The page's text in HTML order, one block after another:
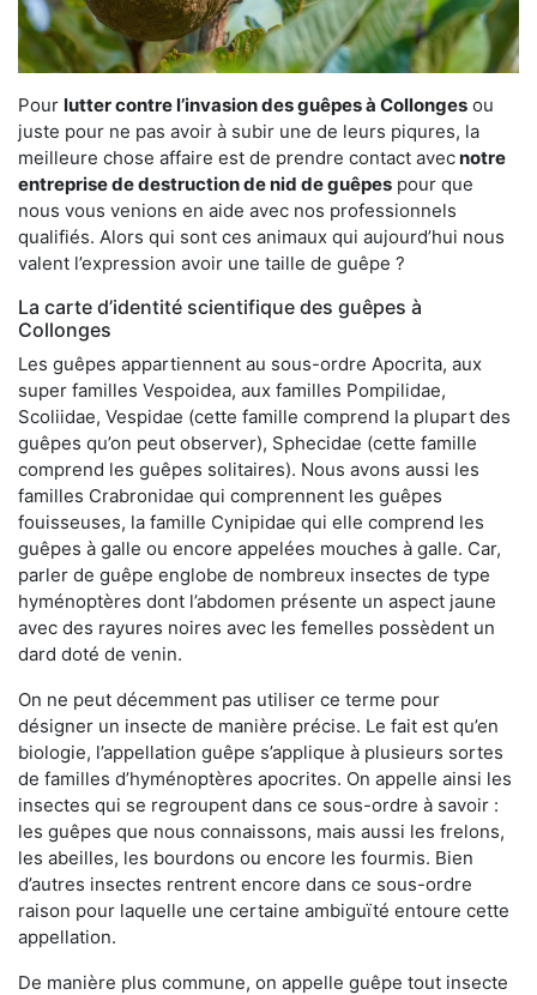
Pour lutter contre l’invasion des guêpes à Collonges ou
juste pour ne pas avoir à subir une de leurs piqures, la
meilleure chose affaire est de prendre contact avecnotre
entreprise de destruction de nid de guêpes pour que
nous vous venions en aide avec nos professionnels
qualifiés. Alors qui sont ces animaux qui aujourd’hui nous
valent l’expression avoir une taille de guêpe ?
La carte d’identité scientifique des guêpes à
Collonges
Les guêpes appartiennent au sous-ordre Apocrita, aux
super familles Vespoidea, aux familles Pompilidae,
Scoliidae, Vespidae (cette famille comprend la plupart des
guêpes qu’on peut observer), Sphecidae (cette famille
comprend les guêpes solitaires). Nous avons aussi les
familles Crabronidae qui comprennent les guêpes
fouisseuses, la famille Cynipidae qui elle comprend les
guêpes à galle ou encore appelées mouches à galle. Car,
parler de guêpe englobe de nombreux insectes de type
hyménoptères dont l’abdomen présente un aspect jaune
avec des rayures noires avec les femelles possèdent un
dard doté de venin.
On ne peut décemment pas utiliser ce terme pour
désigner un insecte de manière précise. Le fait est qu’en
biologie, l’appellation guêpe s’applique à plusieurs sortes
de familles d’hyménoptères apocrites. On appelle ainsi les
insectes qui se regroupent dans ce sous-ordre à savoir :
les guêpes que nous connaissons, mais aussi les frelons,
les abeilles, les bourdons ou encore les fourmis. Bien
d’autres insectes rentrent encore dans ce sous-ordre
raison pour laquelle une certaine ambiguïté entoure cette
appellation.
De manière plus commune, on appelle guêpe tout insecte